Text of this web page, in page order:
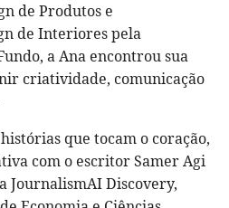
de Produtos e
de Interiores pela
a Ana encontrou sua
criatividade, comunicação
que tocam o coração,
com o escritor Samer Agi
JournalismAI Discovery,